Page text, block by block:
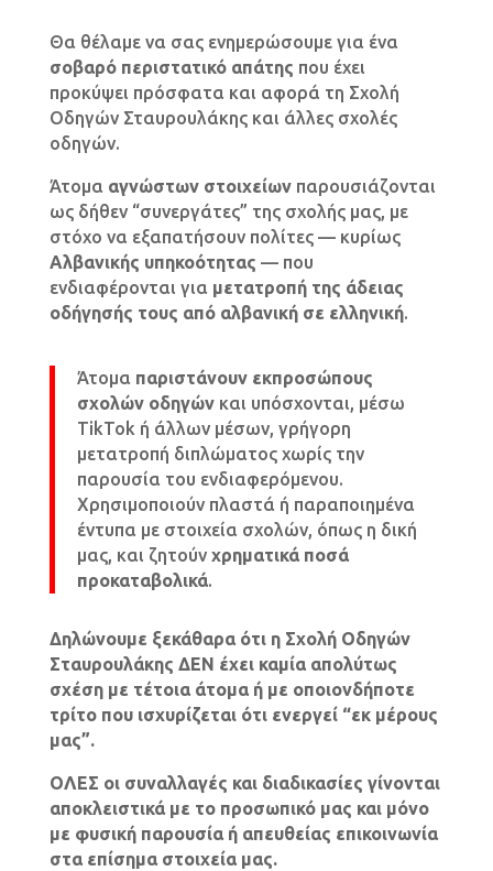
Θα θέλαμε να σας ενημερώσουμε για ένα
σοβαρό περιστατικό απάτης που έχει
προκύψει πρόσφατα και αφορά τη Σχολή
Οδηγών Σταυρουλάκης και άλλες σχολές
οδηγών.
Άτομα αγνώστων στοιχείωνπαρουσιάζονται
ως δήθεν “συνεργάτες” της σχολής μας, με
στόχο να εξαπατήσουν πολίτες — κυρίως
Αλβανικής υπηκοότητας — που
ενδιαφέρονται για μετατροπή της άδειας
οδήγησής τους από αλβανική σε ελληνική.
Άτομα παριστάνουν εκπροσώπους
σχολών οδηγώνκαι υπόσχονται, μέσω
TikTok ή άλλων μέσων, γρήγορη
μετατροπή διπλώματος χωρίς την
παρουσία του ενδιαφερόμενου.
Χρησιμοποιούν πλαστά ή παραποιημένα
έντυπα με στοιχεία σχολών, όπως η δική
μας, και ζητούν χρηματικά ποσά
προκαταβολικά.
Δηλώνουμε ξεκάθαρα ότι η Σχολή Οδηγών
Σταυρουλάκης ΔΕΝ έχει καμία απολύτως
σχέση με τέτοια άτομα ή με οποιονδήποτε
τρίτο που ισχυρίζεται ότι ενεργεί “εκ μέρους
μας”.
ΟΛΕΣ οι συναλλαγές και διαδικασίες γίνονται
αποκλειστικά με το προσωπικό μας και μόνο
με φυσική παρουσία ή απευθείας επικοινωνία
στα επίσημα στοιχεία μας.